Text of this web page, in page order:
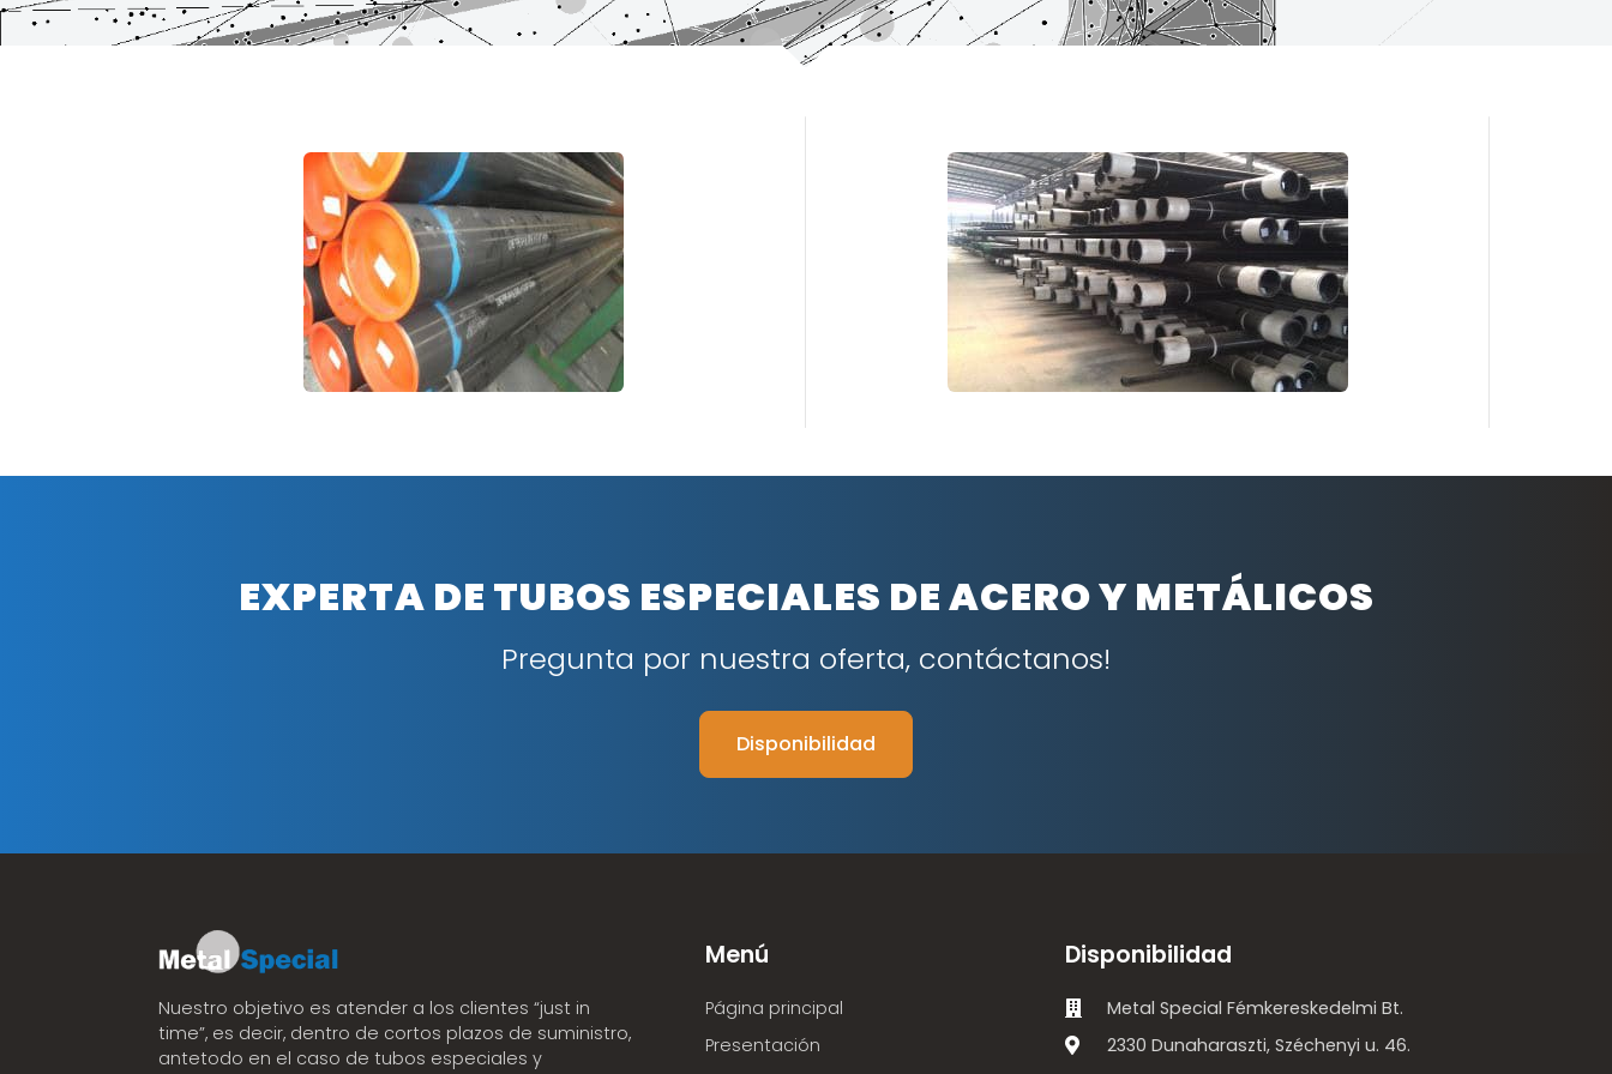
EXPERTA DE TUBOS ESPECIALES DE ACERO Y METÁLICOS
Pregunta por nuestra oferta, contáctanos!
Disponibilidad
Nuestro objetivo es atender a los clientes “just in
time”, es decir, dentro de cortos plazos de suministro,
antetodo en el caso de tubos especiales y
Menú
Página principal
Presentación
Disponibilidad
Metal Special Fémkereskedelmi Bt.
2330 Dunaharaszti, Széchenyi u. 46.